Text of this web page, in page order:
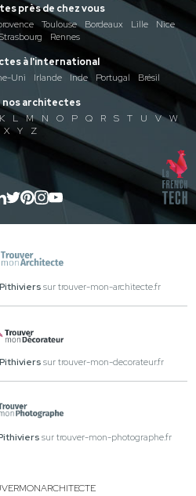
près de chez vous
Toulouse Bordeaux Lille
Nice
Rennes
à l'international
Uni Irlande Inde Portugal
Brésil
nos architectes
K L M N O P Q R S T U V
W
X
Y Z
sur trouver-mon-architecte.fr
sur trouver-mon-decorateur.fr
sur trouver-mon-photographe.fr